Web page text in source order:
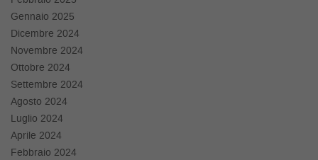
Gennaio 2025
Dicembre 2024
Novembre 2024
Ottobre 2024
Settembre 2024
Agosto 2024
Luglio 2024
Aprile 2024
Febbraio 2024
policy.
Puoi
rivedere
e
modificare
le
tue
scelte
in
qualsiasi
momento.